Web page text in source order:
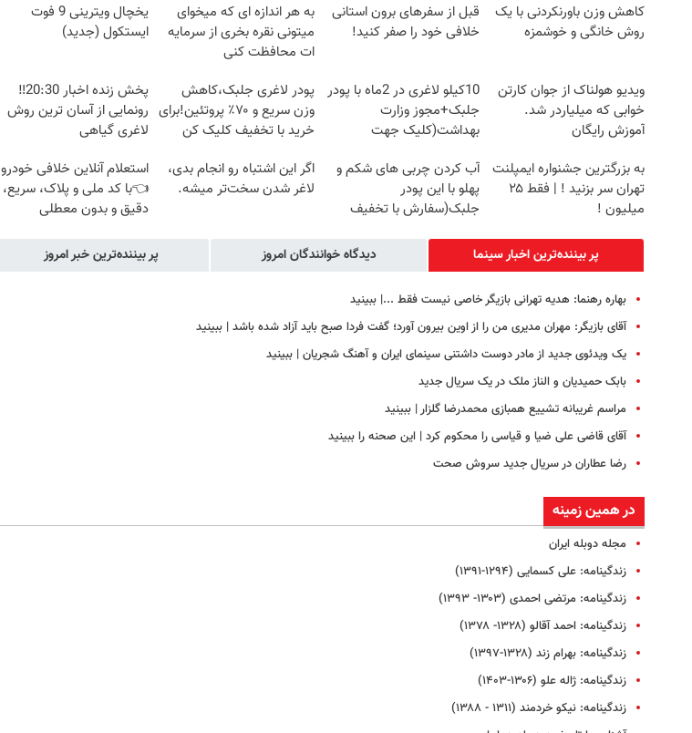
کاهش وزن باورنکردنی با یک
روش خانگی و خوشمزه
قبل از سفرهای برون استانی
خلافی خود را صفر کنید!
به هر اندازه ای که میخوای
میتونی نقره بخری از سرمایه
ات محافظت کنی
یخچال ویترینی 9 فوت
ایستکول (جدید)
ویدیو هولناک از جوان کارتن
خوابی که میلیاردر شد.
آموزش رایگان
10کیلو لاغری در 2ماه با پودر
جلبک+مجوز وزارت
بهداشت(کلیک جهت
پودر لاغری جلبک،کاهش
وزن سریع و ۷۰٪ پروتئین!برای
خرید با تخفیف کلیک کن
پخش زنده اخبار 20:30‼️
رونمایی از آسان ترین روش
لاغری گیاهی
به بزرگترین جشنواره ایمپلنت
تهران سر بزنید ! | فقط ۲۵
میلیون !
آب کردن چربی های شکم و
پهلو با این پودر
جلبک(سفارش با تخفیف
اگر این اشتباه رو انجام بدی،
لاغر شدن سخت‌تر میشه.
استعلام آنلاین خلافی خودرو
👈با کد ملی و پلاک، سریع،
دقیق و بدون معطلی
پر بیننده‌ترین اخبار سینما دیدگاه خوانندگان امروز پر بیننده‌ترین خبر امروز
بهاره رهنما: هدیه تهرانی بازیگر خاصی نیست فقط ...|‌ ببینید
آقای بازیگر: مهران مدیری من را از اوین بیرون آورد؛ گفت فردا صبح باید آزاد شده باشد | ببینید
یک ویدئوی جدید از مادر دوست داشتنی سینمای ایران و آهنگ شجریان | ببینید
بابک حمیدیان و الناز ملک در یک سریال جدید
مراسم غریبانه تشییع همبازی محمدرضا گلزار | ببینید
آقای قاضی علی ضیا و قیاسی را محکوم کرد | این صحنه را ببینید
رضا عطاران در سریال جدید سروش صحت
در همین زمینه
مجله دوبله ایران
زندگینامه: علی کسمایی (۱۲۹۴-۱۳۹۱)
زندگینامه: مرتضی احمدی (۱۳۰۳- ۱۳۹۳)
زندگینامه: احمد آقالو (۱۳۲۸- ۱۳۷۸)
زندگینامه: بهرام زند (۱۳۲۸-۱۳۹۷)
زندگینامه: ژاله علو (۱۳۰۶-۱۴۰۳)
زندگینامه: نیکو خردمند (۱۳۱۱ - ۱۳۸۸)